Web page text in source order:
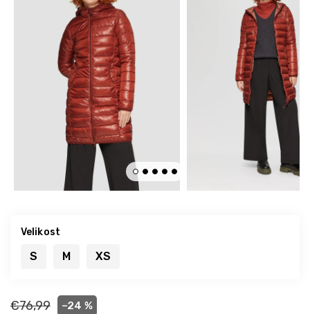
€76,99 –24 %
Velikost
S M XS